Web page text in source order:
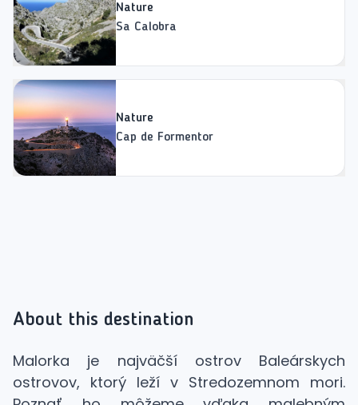
Nature
Sa Calobra
Nature
Cap de Formentor
About this destination
Malorka je najväčší ostrov Baleárskych
ostrovov, ktorý leží v Stredozemnom mori.